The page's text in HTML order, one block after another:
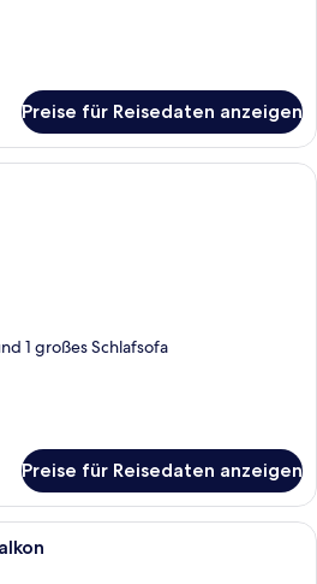
Preise für Reisedaten anzeigen
Ein Hotelzimmer mit einem großen
1 großes Schlafsofa
Preise für Reisedaten anzeigen
Ein Hotelzimmer mit einem großen